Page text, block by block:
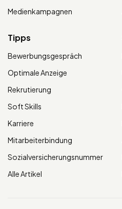
Medienkampagnen
Tipps
Bewerbungsgespräch
Optimale Anzeige
Rekrutierung
Soft Skills
Karriere
Mitarbeiterbindung
Sozialversicherungsnummer
Alle Artikel